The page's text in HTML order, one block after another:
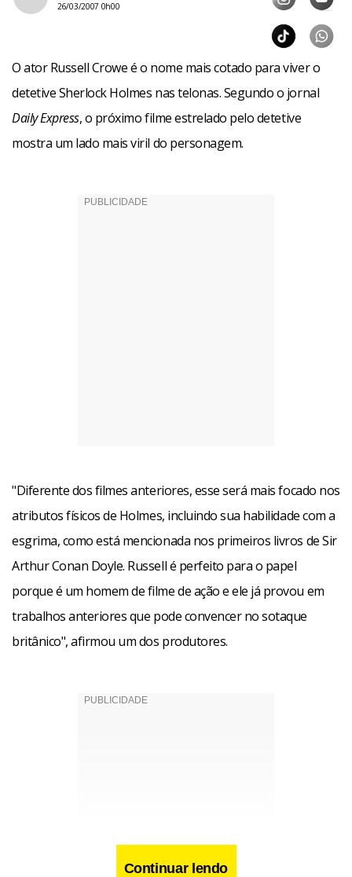
26/03/2007 0h00
O ator Russell Crowe é o nome mais cotado para viver o
detetive Sherlock Holmes nas telonas. Segundo o jornal
Daily Express, o próximo filme estrelado pelo detetive
mostra um lado mais viril do personagem.
"Diferente dos filmes anteriores, esse será mais focado nos
atributos físicos de Holmes, incluindo sua habilidade com a
esgrima, como está mencionada nos primeiros livros de Sir
Arthur Conan Doyle. Russell é perfeito para o papel
porque é um homem de filme de ação e ele já provou em
trabalhos anteriores que pode convencer no sotaque
britânico", afirmou um dos produtores.
Continuar lendo